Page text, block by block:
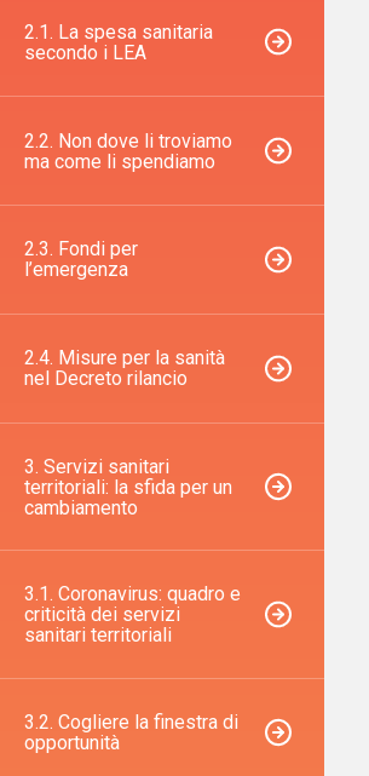
2.1. La spesa sanitaria
secondo i LEA
2.2. Non dove li troviamo
ma come li spendiamo
2.3. Fondi per
l’emergenza
2.4. Misure per la sanità
nel Decreto rilancio
3. Servizi sanitari
territoriali: la sfida per un
cambiamento
3.1. Coronavirus: quadro e
criticità dei servizi
sanitari territoriali
3.2. Cogliere la finestra di
opportunità